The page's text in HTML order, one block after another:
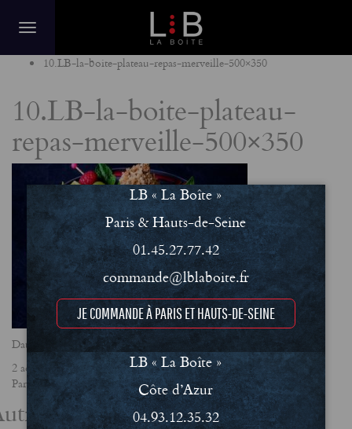
10.LB-la-boite-plateau-repas-merveille-500×350
10.LB-la-boite-plateau-
repas-merveille-500×350
Date
2 août 2019
Partager
actualités
LB « La Boîte »
Paris & Hauts-de-Seine
01.45.27.77.42
commande@lblaboite.fr
JE COMMANDE À PARIS ET HAUTS-DE-SEINE
LB « La Boîte »
Côte d’Azur
04.93.12.35.32